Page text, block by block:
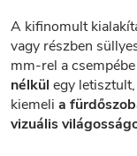
A kifinomult
vagy részben
mm-rel a
nélkül egy letisztult,
kiemeli a
vizuális